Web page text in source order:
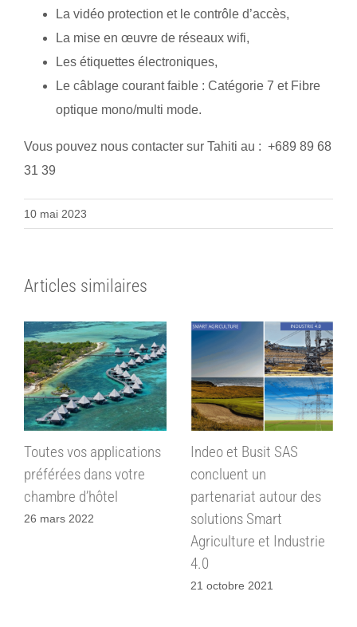
La vidéo protection et le contrôle d’accès,
La mise en œuvre de réseaux wifi,
Les étiquettes électroniques,
Le câblage courant faible : Catégorie 7 et Fibre
optique mono/multi mode.
Vous pouvez nous contacter sur Tahiti au : +689 89 68
31 39
10 mai 2023
Articles similaires
Toutes vos applications
préférées dans votre
chambre d’hôtel
26 mars 2022
Indeo et Busit SAS
concluent un
partenariat autour des
solutions Smart
Agriculture et Industrie
4.0
21 octobre 2021